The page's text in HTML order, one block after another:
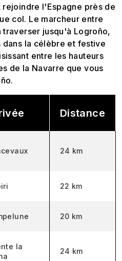
l'Espagne près de
col. Le marcheur entre
traverser jusqu'à Logroño,
la célèbre et festive
entre les hauteurs
de la Navarre que vous
Distance
24 km
22 km
20 km
la
24 km